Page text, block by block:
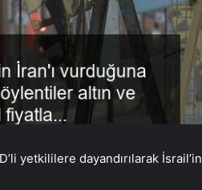
yetkililere dayandırılarak İsrail’in